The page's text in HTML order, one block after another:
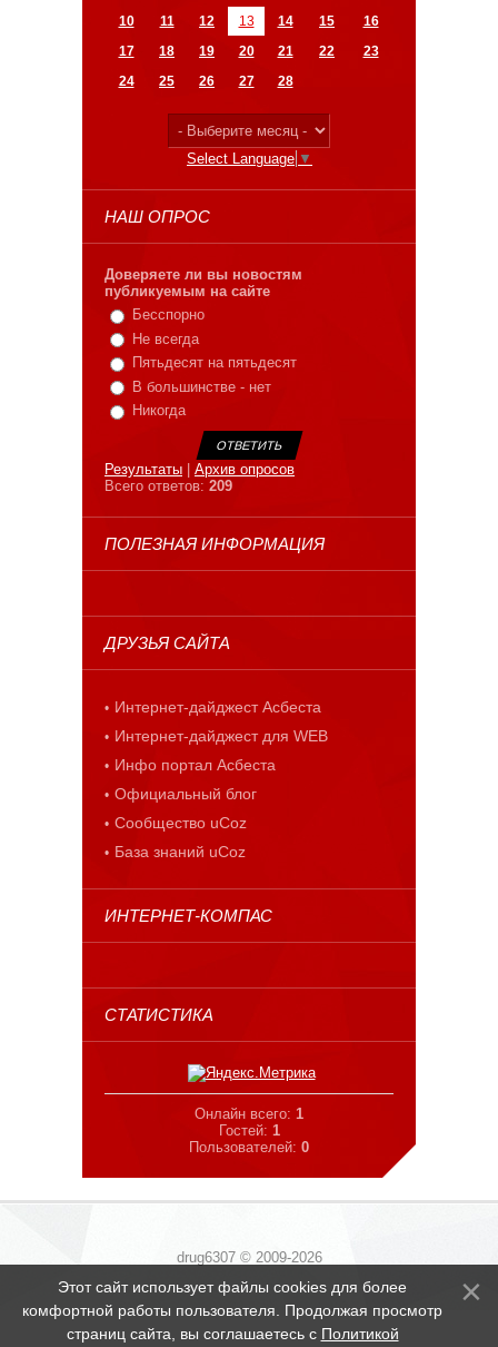
10
11 12 13 14 15
16
17
18 19 20 21 22
23
24
25 26 27 28
Select Language ▼
НАШ ОПРОС
Доверяете ли вы новостям
публикуемым на сайте
Бесспорно
Не всегда
Пятьдесят на пятьдесят
В большинстве - нет
Никогда
Результаты
Архив опросов
Всего ответов: 209
ПОЛЕЗНАЯ ИНФОРМАЦИЯ
ДРУЗЬЯ САЙТА
Интернет-дайджест Асбеста
Интернет-дайджест для WEB
Инфо портал Асбеста
Официальный блог
Сообщество uCoz
База знаний uCoz
ИНТЕРНЕТ-КОМПАС
СТАТИСТИКА
Онлайн всего: 1
Гостей: 1
Пользователей: 0
drug6307 © 2009-2026
Этот сайт использует файлы cookies для более
комфортной работы пользователя. Продолжая просмотр
страниц сайта, вы соглашаетесь с Политикой